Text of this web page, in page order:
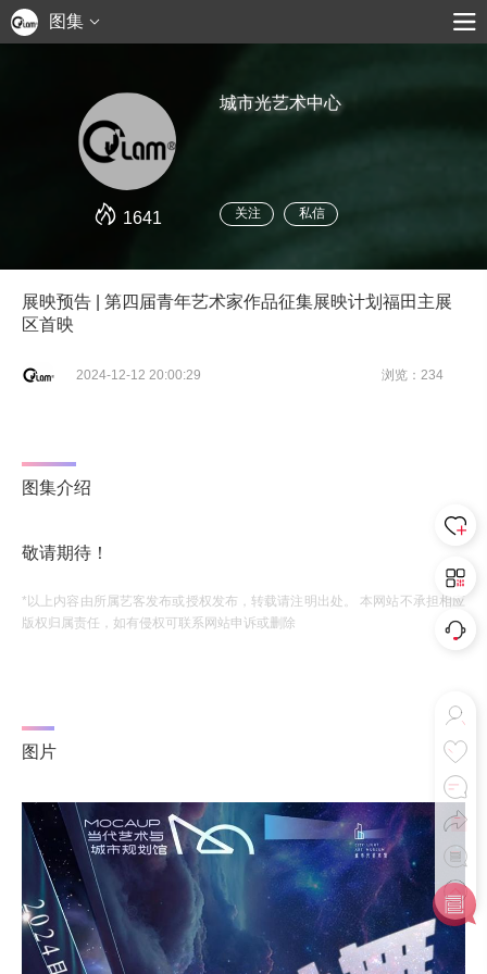
图集
1641
城市光艺术中心
关注 私信
展映预告 | 第四届青年艺术家作品征集展映计划福田主展
区首映
2024-12-12 20:00:29 浏览：234
图集介绍
敬请期待！
*以上内容由所属艺客发布或授权发布，转载请注明出处。 本网站不承担相应
版权归属责任，如有侵权可联系网站申诉或删除
图片